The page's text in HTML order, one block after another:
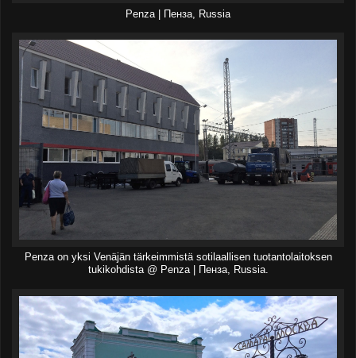
Penza | Пенза, Russia
Penza on yksi Venäjän tärkeimmistä sotilaallisen tuotantolaitoksen
tukikohdista @ Penza | Пенза, Russia.